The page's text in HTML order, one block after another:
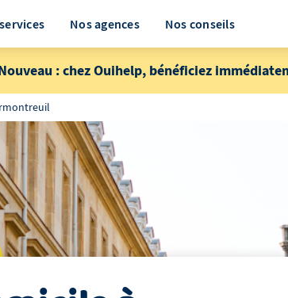
Nos agences Nos conseils
: chez Ouihelp, bénéficiez